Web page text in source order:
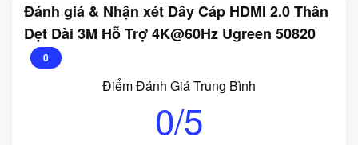
Đánh giá & Nhận xét Dây Cáp HDMI 2.0 Thân
Dẹt Dài 3M Hỗ Trợ 4K@60Hz Ugreen 50820
0
Điểm Đánh Giá Trung Bình
0/5